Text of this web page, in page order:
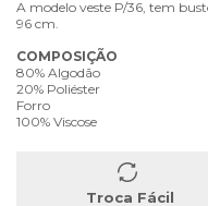
A modelo veste P/36, tem
96 cm.
COMPOSIÇÃO
80% Algodão
20% Poliéster
Forro
100% Viscose
Troca Fácil